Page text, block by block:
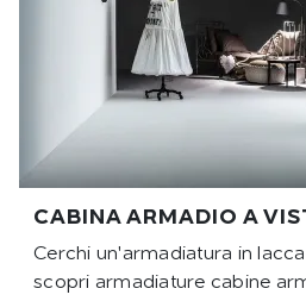
CABINA ARMADIO A
Cerchi un'armadiatura in
scopri armadiature cabine